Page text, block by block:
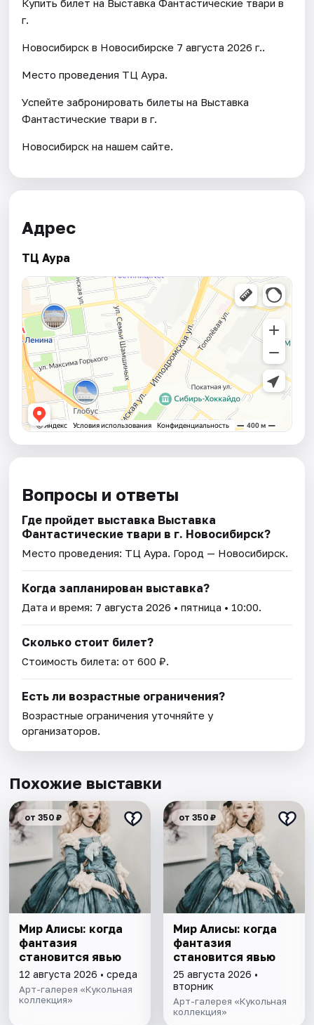
Купить билет на Выставка Фантастические твари в
г.
Новосибирск в Новосибирске 7 августа 2026 г..
Место проведения ТЦ Аура.
Успейте забронировать билеты на Выставка
Фантастические твари в г.
Новосибирск на нашем сайте.
Адрес
ТЦ Аура
Вопросы и ответы
Где пройдет выставка Выставка
Фантастические твари в г. Новосибирск?
Место проведения: ТЦ Аура. Город — Новосибирск.
Когда запланирован выставка?
Дата и время: 7 августа 2026 • пятница • 10:00.
Сколько стоит билет?
Стоимость билета: от 600 ₽.
Есть ли возрастные ограничения?
Возрастные ограничения уточняйте у
организаторов.
Похожие выставки
от 350 ₽
Мир Алисы: когда
фантазия
становится явью
12 августа 2026 • среда
Арт-галерея «Кукольная
коллекция»
от 350 ₽
Мир Алисы: когда
фантазия
становится явью
25 августа 2026 •
вторник
Арт-галерея «Кукольная
коллекция»